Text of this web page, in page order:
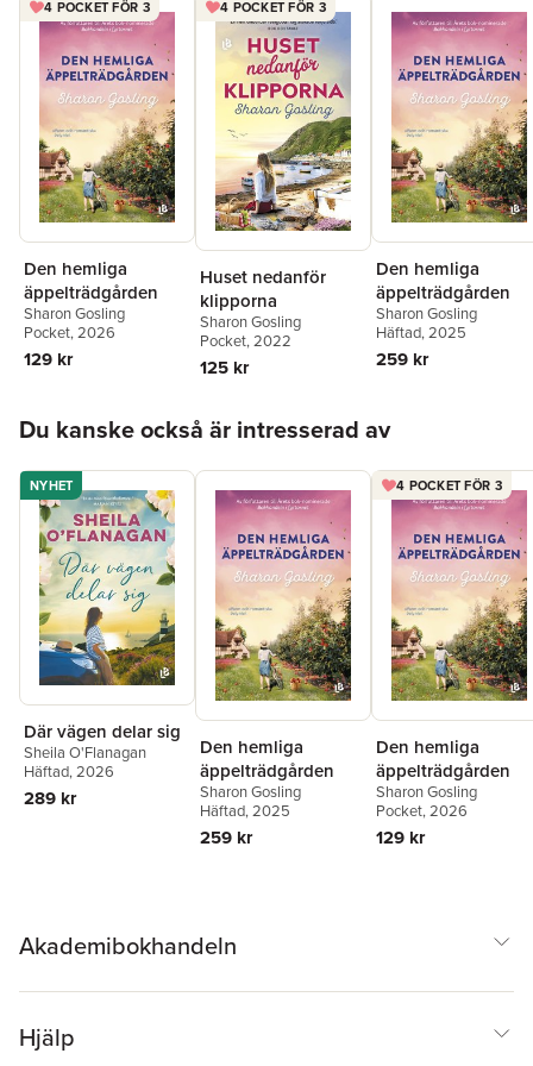
4 POCKET FÖR 3
Den hemliga
äppelträdgården
Sharon Gosling
Pocket, 2026
129 kr
4 POCKET FÖR 3
Huset nedanför
klipporna
Sharon Gosling
Pocket, 2022
125 kr
Den hemliga
äppelträdgården
Sharon Gosling
Häftad, 2025
259 kr
Du kanske också är intresserad av
NYHET
Där vägen delar sig
Sheila O'Flanagan
Häftad, 2026
289 kr
Den hemliga
äppelträdgården
Sharon Gosling
Häftad, 2025
259 kr
4 POCKET FÖR 3
Den hemliga
äppelträdgården
Sharon Gosling
Pocket, 2026
129 kr
Akademibokhandeln
Hjälp